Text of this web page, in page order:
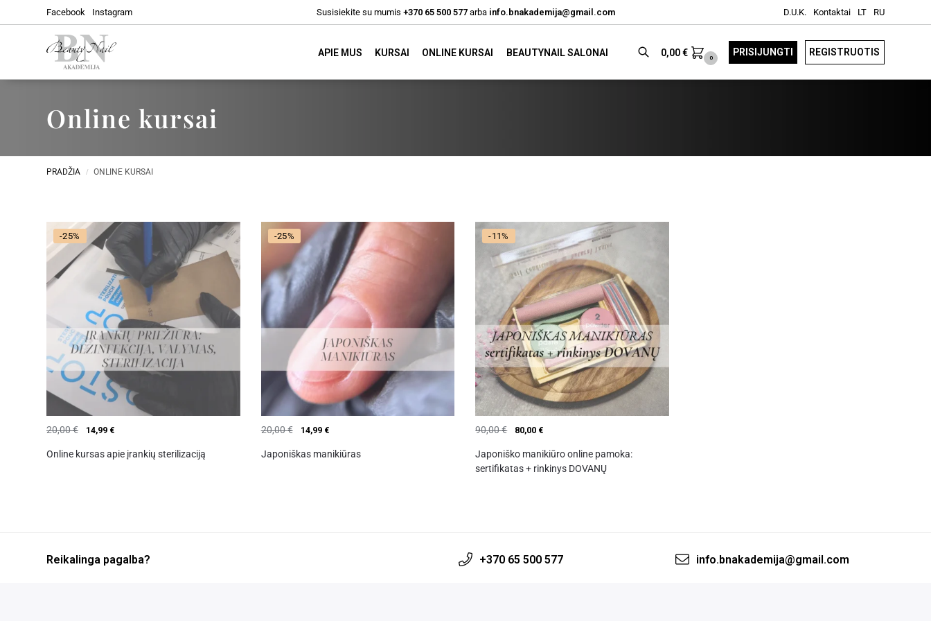
Facebook Instagram Susisiekite su mumis +370 65 500 577arba info.bnakademija@gmail.com D.U.K. Kontaktai LT RU
APIE MUS KURSAI ONLINE KURSAI BEAUTYNAIL SALONAI
Naujausi mokymai
0,00€ 0 PRISIJUNGTI REGISTRUOTIS
Online kursai
PRADŽIA / ONLINE KURSAI
-25%
20,00€ 14,99 €
Online kursas apie įrankių sterilizaciją
-25%
20,00€ 14,99 €
Japoniškas manikiūras
-11%
90,00€ 80,00 €
Japoniško manikiūro online pamoka:
sertifikatas + rinkinys DOVANŲ
Reikalinga pagalba? +370 65 500 577 info.bnakademija@gmail.com